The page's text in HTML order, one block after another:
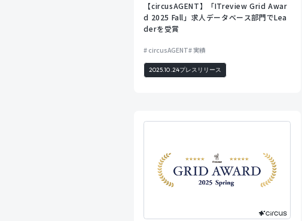
【circusAGENT】「ITreview Grid Awar
d 2025 Fall」求人データベース部門でLea
derを受賞
circusAGENT 実績
2025.10.24プレスリリース